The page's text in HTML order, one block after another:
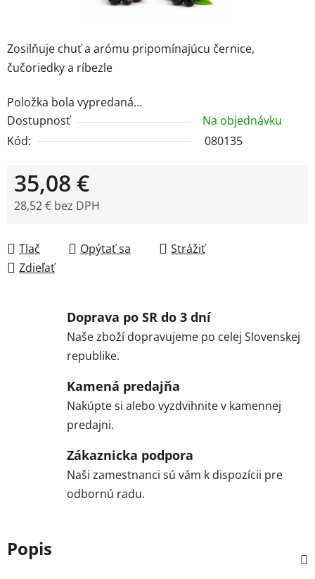
Zosilňuje chuť a arómu pripomínajúcu černice,
čučoriedky a ríbezle
Položka bola vypredaná…
Dostupnosť
Na objednávku
Kód:
080135
35,08 €
28,52 € bez DPH
Tlač
Opýtať sa
Strážiť
Zdieľať
Doprava po SR do 3 dní
Naše zboží dopravujeme po celej Slovenskej
republike.
Kamená predajňa
Nakúpte si alebo vyzdvihnite v kamennej
predajni.
Zákaznicka podpora
Naši zamestnanci sú vám k dispozícii pre
odbornú radu.
Popis